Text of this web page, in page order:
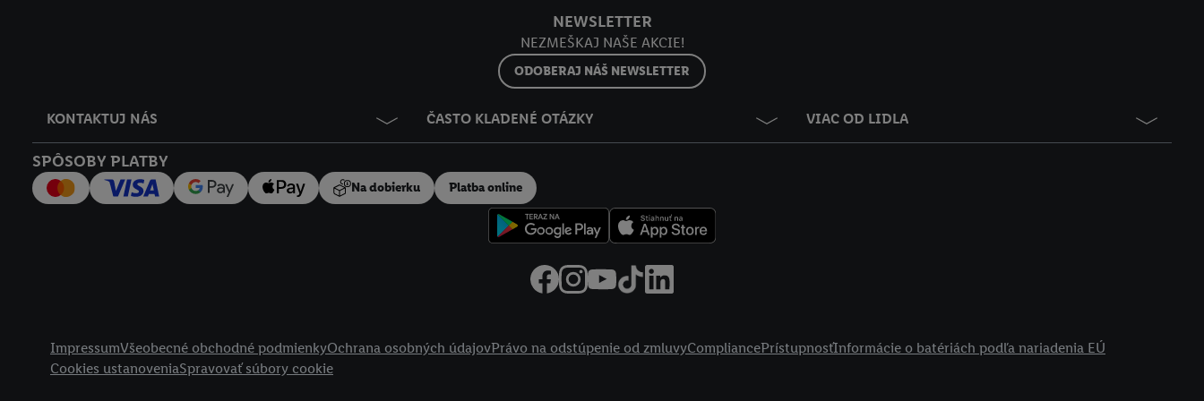
NEWSLETTER
NEZMEŠKAJ NAŠE AKCIE!
ODOBERAJ NÁŠ NEWSLETTER
KONTAKTUJ NÁS ČASTO KLADENÉ OTÁZKY VIAC OD LIDLA
SPÔSOBY PLATBY
Na dobierku Platba online
ImpressumVšeobecné obchodné podmienkyOchrana osobných údajovPrávo na odstúpenie od zmluvyCompliancePrístupnosťInformácie o batériách podľa nariadenia EÚ
Cookies ustanoveniaSpravovať súbory cookie